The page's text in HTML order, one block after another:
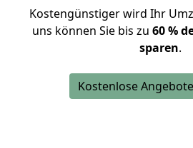
Kostengünstiger wird Ihr
uns können Sie bis zu 60 %
sparen.
Kostenlose